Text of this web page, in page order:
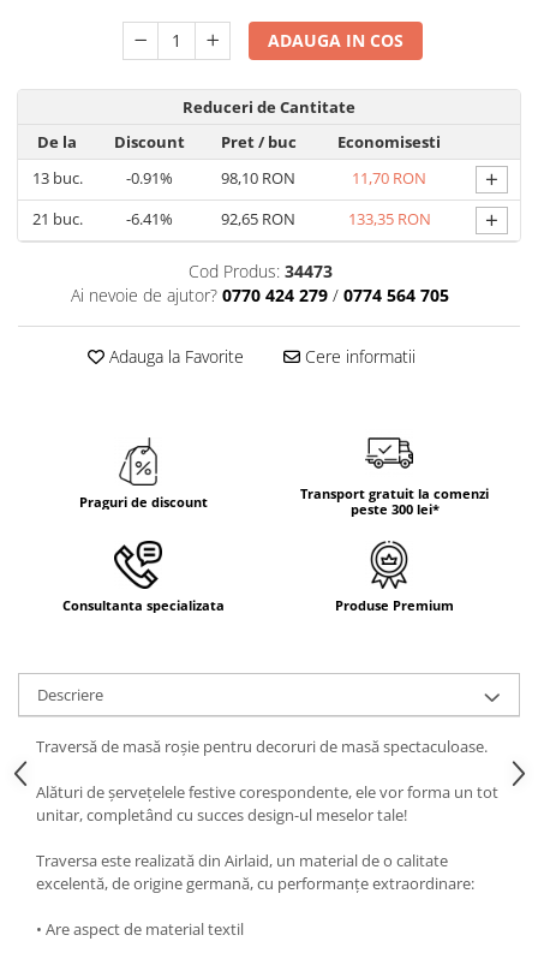
DECOR AURIU
DECOR ARGINTIU & GRI
DECOR PORTOCALIU & CARAMIZIU
DECOR GALBEN
DECOR NEGRU
DECOR BEJ & MARO
DECOR ROZ
DECOR NUNTA & LOGODNA
DECOR EVENIMENTE CORPORATE
DECOR ANIVERSARI COPII
DECOR PETRECERI
TEMATICA MARINA
TEMATICA MEDITERANEANA
TEMATICA ROMANTICA
DECOR 1 & 8 MARTIE
DECOR PASTE
DECOR HALLOWEEN
DECOR ZIUA ROMANIEI
DECOR CRACIUN & REVELION
DECOR PRIMAVARA
ADAUGA IN COS
Reduceri de Cantitate
De la
Discount Pret/ buc
Economisesti
13buc. -0.91% 98,10 RON 11,70 RON +
21 buc. -6.41% 92,65 RON 133,35 RON +
Cod Produs: 34473
Ai nevoie de ajutor? 0770 424 279 / 0774 564 705
Adauga la Favorite Cere informatii
Praguri de discount
Transport gratuit la comenzi
peste 300 lei*
Consultanta specializata Produse Premium
Descriere
Traversă de masă roșie pentru decoruri de masă spectaculoase.
Alături de șervețelele festive corespondente, ele vor forma un tot
unitar, completând cu succes design-ul meselor tale!
Traversa este realizată din Airlaid, un material de o calitate
excelentă, de origine germană, cu performanțe extraordinare:
• Are aspect de material textil